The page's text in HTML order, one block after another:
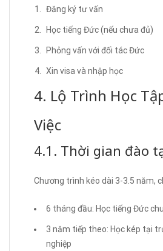
Đăng ký tư vấn
Học tiếng Đức (nếu chưa đủ)
Phỏng vấn với đối tác Đức
Xin visa và nhập học
4. Lộ Trình Học
Việc
4.1. Thời gian đào
Chương trình kéo dài 3-3.5 năm,
6 tháng đầu: Học tiếng Đức
3 năm tiếp theo: Học kép tại
nghiệp